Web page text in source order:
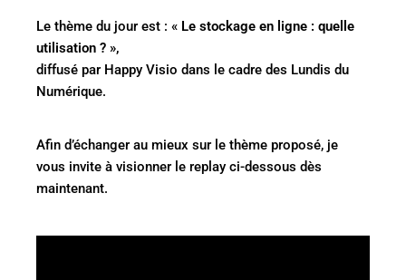
Le thème du jour est : « Le stockage en ligne : quelle
utilisation ? »,
diffusé par Happy Visio dans le cadre des Lundis du
Numérique.
Afin d’échanger au mieux sur le thème proposé, je
vous invite à visionner le replay ci-dessous dès
maintenant.